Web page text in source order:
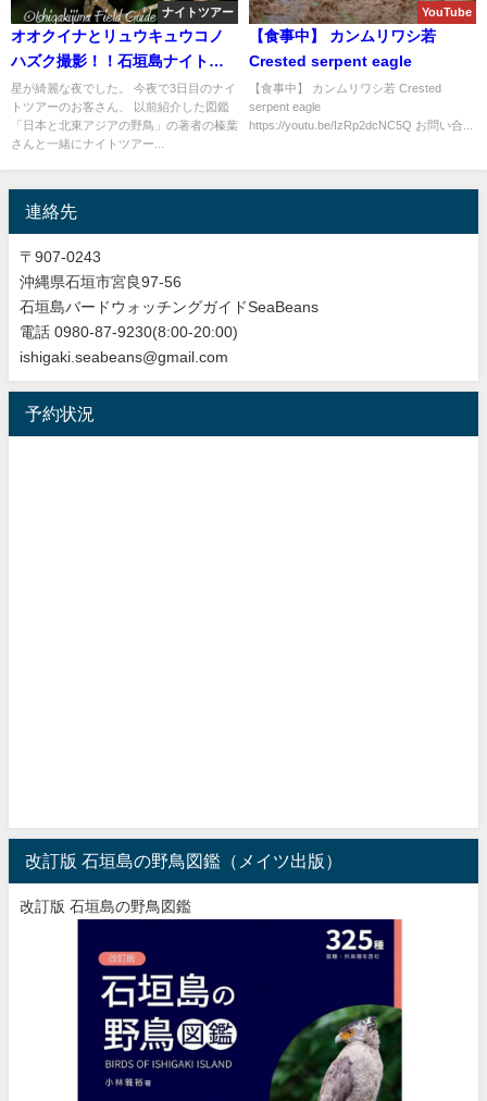
ナイトツアー
オオクイナとリュウキュウコノ
ハズク撮影！！石垣島ナイトツ
アー。
星が綺麗な夜でした。 今夜で3日目のナイ
トツアーのお客さん、 以前紹介した図鑑
「日本と北東アジアの野鳥」の著者の榛葉
さんと一緒にナイトツアー...
YouTube
【食事中】 カンムリワシ若
Crested serpent eagle
【食事中】 カンムリワシ若 Crested
serpent eagle
https://youtu.be/IzRp2dcNC5Q お問い合...
連絡先
〒907-0243
沖縄県石垣市宮良97-56
石垣島バードウォッチングガイドSeaBeans
電話 0980-87-9230(8:00-20:00)
ishigaki.seabeans@gmail.com
予約状況
改訂版 石垣島の野鳥図鑑（メイツ出版）
改訂版 石垣島の野鳥図鑑